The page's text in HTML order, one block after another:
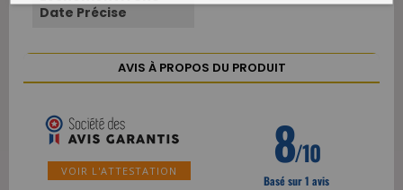
Date Précise
AVIS À PROPOS DU PRODUIT
VOIR L'ATTESTATION 8/10
Basé sur 1 avis